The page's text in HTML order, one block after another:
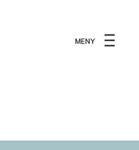
MENY